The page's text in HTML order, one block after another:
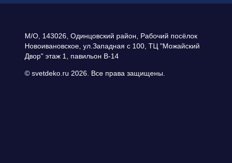
М/О, 143026, Одинцовский район, Рабочий посёлок
Новоивановское, ул.Западная с 100, ТЦ "Можайский
Двор" этаж 1, павильон В-14
© svetdeko.ru 2026. Все права защищены.